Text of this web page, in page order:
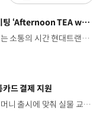
현대트랜시스, 타운홀 미팅 ‘Afternoon TEA with CEO’ 진행
경영진과 직원이 하나되는 소통의 시간 현대트랜시스 타운홀 미팅 “Afternoon Tea with CEO” 달콤한 티타임과 함께하는 특별한 만남 3차수에 걸쳐 총 100여 명의 임직원들이 참여 백철승 대표를 비롯 경영진과 직원들의 유쾌한 토크 밝고 경쾌한 분위기로 진행된 타운홀 미팅 전 임직원이 함께 그려나갈 현대트랜시스의 미래 비전 공유 백철승 / 현대트랜시스 대표이사지금은 힘들지만, 미래를 위해서 우리가 준비하는 과정이라는 생각을 하고 멀리 뛰기 위해서 움츠려 있는 그런 과정에 있다고 생각합니다. 회사의 현황부터 앞으로의 계획까지 함께 소통 자유롭고 활발한 분위기 속에 즉석에서 이뤄진 질의응답 7월 22일, 생산, 생기, 품질본부를 시작으로 24일, 25일 연구개발본부 / 경영지원, 재경본부 등 진행 진심어린 대화로 더욱 가까워진 따뜻한 시간 “현대트랜시스의 소통하는 조직문화는 앞으로도 쭉~ 이어집니다”
드 결제 지원
현대카드가 애플페이 티머니 출시에 맞춰 실물 교통카드 없이도 가능한 결제 서비스를 지원합니다. 현대카드 회원이라면 누구나 애플 지갑 앱에서 티머니를 추가하고 등록한 현대카드로 직접 충전할 수 있는 건데요, ‘자동 충전’ 기능을 설정하면 잔액 부족 걱정 없이 언제든지 쉽고 편리하게 이용이 가능합니다. 2023년 3월부터 애플페이 사용이 가능한 가맹점을 지속적으로 확대해 온 현대카드는 앞으로도 고객의 편의성 강화를 위해 노력할 계획입니다.